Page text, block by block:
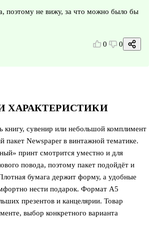
ХАРАКТЕРИСТИКИ
книгу, сувенир или небольшой комплимент
пакет Newspaper в винтажной тематике.
принт смотрится уместно и для
повода, поэтому пакет подойдёт и
бумага держит форму, а удобные
нести подарок. Формат А5
презентов и канцелярии. Товар
выбор конкретного варианта
поэтому не вижу, за что можно было бы
0 0